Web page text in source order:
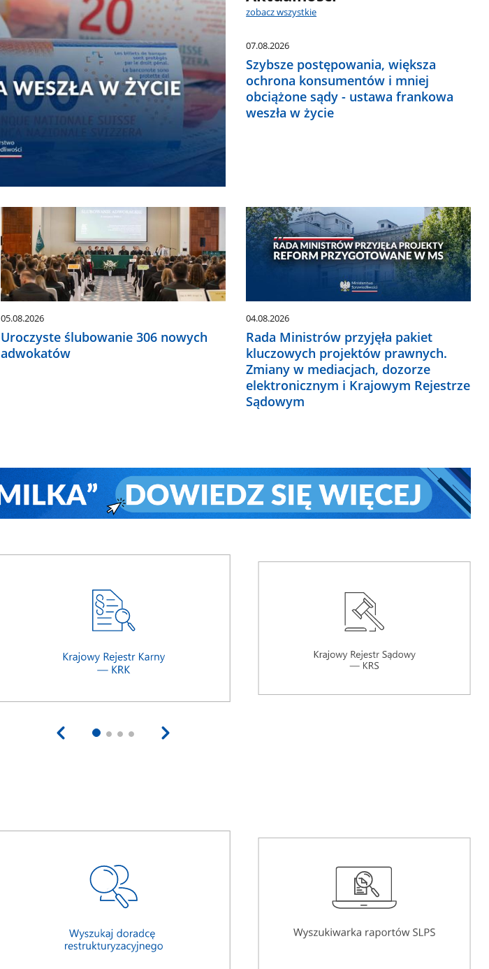
zobacz wszystkie
07.08.2026
Szybsze postępowania, większa
ochrona konsumentów i mniej
obciążone sądy - ustawa frankowa
weszła w życie
05.08.2026
Uroczyste ślubowanie 306 nowych
adwokatów
04.08.2026
Rada Ministrów przyjęła pakiet
kluczowych projektów prawnych.
Zmiany w mediacjach, dozorze
elektronicznym i Krajowym Rejestrze
Sądowym